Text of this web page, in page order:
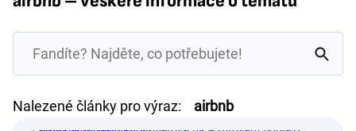
Nalezené články pro výraz: airbnb